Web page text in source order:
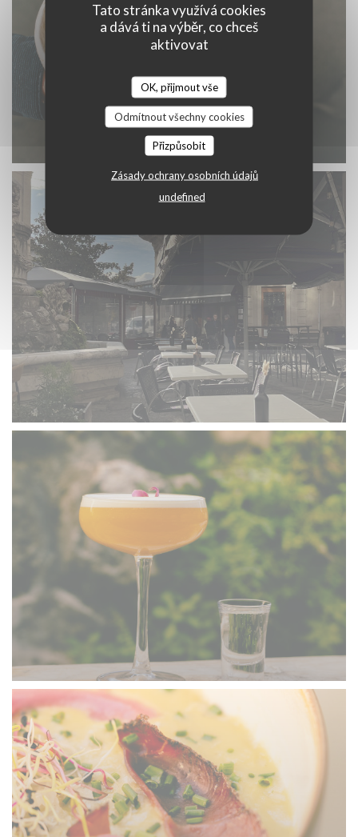
Tato stránka využívá cookies
a dává ti na výběr, co chceš
aktivovat
OK, přijmout vše
Odmítnout všechny cookies
Přizpůsobit
Zásady ochrany osobních údajů
undefined